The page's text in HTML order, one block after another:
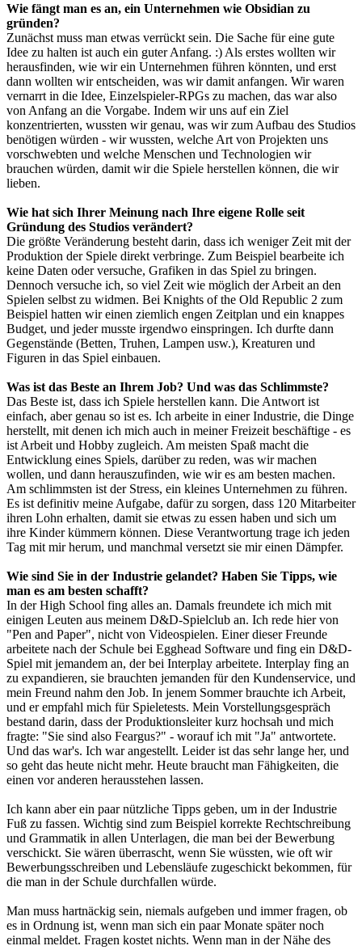
Wie fängt man es an, ein Unternehmen wie Obsidian zu
gründen?
Zunächst muss man etwas verrückt sein. Die Sache für eine gute
Idee zu halten ist auch ein guter Anfang. :) Als erstes wollten wir
herausfinden, wie wir ein Unternehmen führen könnten, und erst
dann wollten wir entscheiden, was wir damit anfangen. Wir waren
vernarrt in die Idee, Einzelspieler-RPGs zu machen, das war also
von Anfang an die Vorgabe. Indem wir uns auf ein Ziel
konzentrierten, wussten wir genau, was wir zum Aufbau des Studios
benötigen würden - wir wussten, welche Art von Projekten uns
vorschwebten und welche Menschen und Technologien wir
brauchen würden, damit wir die Spiele herstellen können, die wir
lieben.
Wie hat sich Ihrer Meinung nach Ihre eigene Rolle seit
Gründung des Studios verändert?
Die größte Veränderung besteht darin, dass ich weniger Zeit mit der
Produktion der Spiele direkt verbringe. Zum Beispiel bearbeite ich
keine Daten oder versuche, Grafiken in das Spiel zu bringen.
Dennoch versuche ich, so viel Zeit wie möglich der Arbeit an den
Spielen selbst zu widmen. Bei Knights of the Old Republic 2 zum
Beispiel hatten wir einen ziemlich engen Zeitplan und ein knappes
Budget, und jeder musste irgendwo einspringen. Ich durfte dann
Gegenstände (Betten, Truhen, Lampen usw.), Kreaturen und
Figuren in das Spiel einbauen.
Was ist das Beste an Ihrem Job? Und was das Schlimmste?
Das Beste ist, dass ich Spiele herstellen kann. Die Antwort ist
einfach, aber genau so ist es. Ich arbeite in einer Industrie, die Dinge
herstellt, mit denen ich mich auch in meiner Freizeit beschäftige - es
ist Arbeit und Hobby zugleich. Am meisten Spaß macht die
Entwicklung eines Spiels, darüber zu reden, was wir machen
wollen, und dann herauszufinden, wie wir es am besten machen.
Am schlimmsten ist der Stress, ein kleines Unternehmen zu führen.
Es ist definitiv meine Aufgabe, dafür zu sorgen, dass 120 Mitarbeiter
ihren Lohn erhalten, damit sie etwas zu essen haben und sich um
ihre Kinder kümmern können. Diese Verantwortung trage ich jeden
Tag mit mir herum, und manchmal versetzt sie mir einen Dämpfer.
Wie sind Sie in der Industrie gelandet? Haben Sie Tipps, wie
man es am besten schafft?
In der High School fing alles an. Damals freundete ich mich mit
einigen Leuten aus meinem D&D-Spielclub an. Ich rede hier von
"Pen and Paper", nicht von Videospielen. Einer dieser Freunde
arbeitete nach der Schule bei Egghead Software und fing ein D&D-
Spiel mit jemandem an, der bei Interplay arbeitete. Interplay fing an
zu expandieren, sie brauchten jemanden für den Kundenservice, und
mein Freund nahm den Job. In jenem Sommer brauchte ich Arbeit,
und er empfahl mich für Spieletests. Mein Vorstellungsgespräch
bestand darin, dass der Produktionsleiter kurz hochsah und mich
fragte: "Sie sind also Feargus?" - worauf ich mit "Ja" antwortete.
Und das war's. Ich war angestellt. Leider ist das sehr lange her, und
so geht das heute nicht mehr. Heute braucht man Fähigkeiten, die
einen vor anderen herausstehen lassen.
Ich kann aber ein paar nützliche Tipps geben, um in der Industrie
Fuß zu fassen. Wichtig sind zum Beispiel korrekte Rechtschreibung
und Grammatik in allen Unterlagen, die man bei der Bewerbung
verschickt. Sie wären überrascht, wenn Sie wüssten, wie oft wir
Bewerbungsschreiben und Lebensläufe zugeschickt bekommen, für
die man in der Schule durchfallen würde.
Man muss hartnäckig sein, niemals aufgeben und immer fragen, ob
es in Ordnung ist, wenn man sich ein paar Monate später noch
einmal meldet. Fragen kostet nichts. Wenn man in der Nähe des